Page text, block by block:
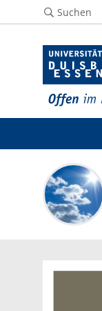
Suchen